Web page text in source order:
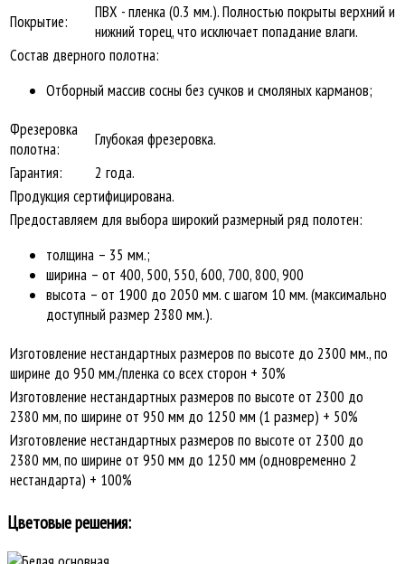
Покрытие:
ПВХ - пленка (0.3 мм.). Полностью покрыты верхний и
нижний торец, что исключает попадание влаги.
Состав дверного полотна:
Отборный массив сосны без сучков и смоляных карманов;
Фрезеровка
полотна:
Глубокая фрезеровка.
Гарантия:
2 года.
Продукция сертифицирована.
Предоставляем для выбора широкий размерный ряд полотен:
толщина – 35 мм.;
ширина – от 400, 500, 550, 600, 700, 800, 900
высота – от 1900 до 2050 мм. с шагом 10 мм. (максимально
доступный размер 2380 мм.).
Изготовление нестандартных размеров по высоте до 2300 мм., по
ширине до 950 мм./пленка со всех сторон + 30%
Изготовление нестандартных размеров по высоте от 2300 до
2380 мм, по ширине от 950 мм до 1250 мм (1 размер) + 50%
Изготовление нестандартных размеров по высоте от 2300 до
2380 мм, по ширине от 950 мм до 1250 мм (одновременно 2
нестандарта) + 100%
Цветовые решения: